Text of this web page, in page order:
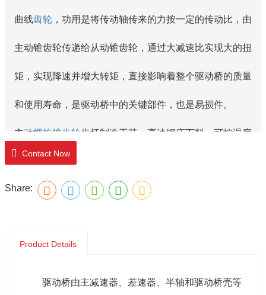
曲线齿轮 ，功用是将传动轴传来的力按一定的传动比，由
主动锥齿轮传递给从动锥齿轮，通过大减速比实现大的扭
矩，实现降速并增大转矩，直接影响着整个驱动桥的质量
和使用寿命，是驱动桥中的关键部件，也是易损件。
主动螺旋锥齿轮齿坯制造工艺：高速锯床下料、可控温度
处理、表面清理、机械加工；
Contact Now
Share:
Product Details
驱动桥由主减速器、差速器、半轴和驱动桥壳等